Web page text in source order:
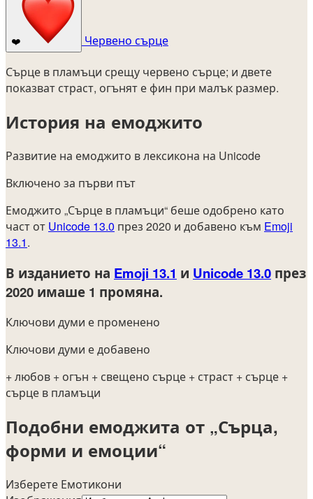
❤️
Червено сърце
Сърце в пламъци срещу червено сърце; и двете
показват страст, огънят е фин при малък размер.
История на емоджито
Развитие на емоджито в лексикона на Unicode
Включено за първи път
Емоджито „Сърце в пламъци“ беше одобрено като
част от Unicode 13.0 през 2020 и добавено към Emoji
13.1.
В изданието на Emoji 13.1 и Unicode 13.0 през
2020 имаше 1 промяна.
Ключови думи е променено
Ключови думи е добавено
+ любов + огън + свещено сърце + страст + сърце +
сърце в пламъци
Подобни емоджита от „Сърца,
форми и емоции“
Изберете Емотикони